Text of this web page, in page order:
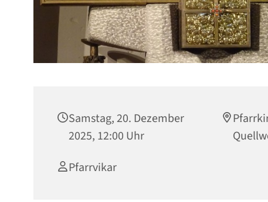
Samstag, 20. Dezember
2025, 12:00 Uhr
Pfarrvikar